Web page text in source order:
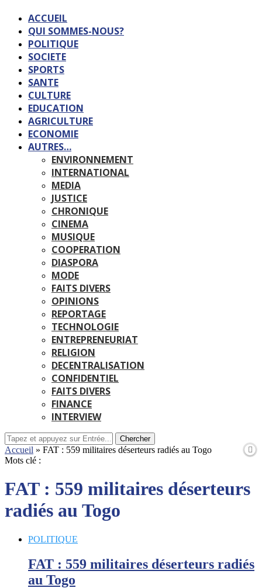
ACCUEIL
QUI SOMMES-NOUS?
POLITIQUE
SOCIETE
SPORTS
SANTE
CULTURE
EDUCATION
AGRICULTURE
ECONOMIE
AUTRES…
ENVIRONNEMENT
INTERNATIONAL
MEDIA
JUSTICE
CHRONIQUE
CINEMA
MUSIQUE
COOPERATION
DIASPORA
MODE
FAITS DIVERS
OPINIONS
REPORTAGE
TECHNOLOGIE
ENTREPRENEURIAT
RELIGION
DECENTRALISATION
CONFIDENTIEL
FAITS DIVERS
FINANCE
INTERVIEW
Chercher
Accueil » FAT : 559 militaires déserteurs radiés au Togo
Mots clé :
FAT : 559 militaires déserteurs
radiés au Togo
POLITIQUE
FAT : 559 militaires déserteurs radiés
au Togo